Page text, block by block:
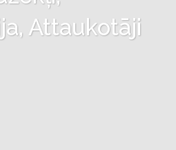
Attaukotāji